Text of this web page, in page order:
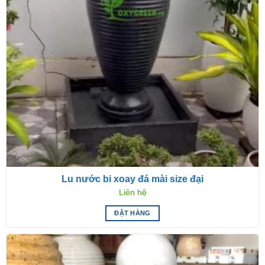
Lu nước bi xoay đá mài size đại
Liên hệ
ĐẶT HÀNG